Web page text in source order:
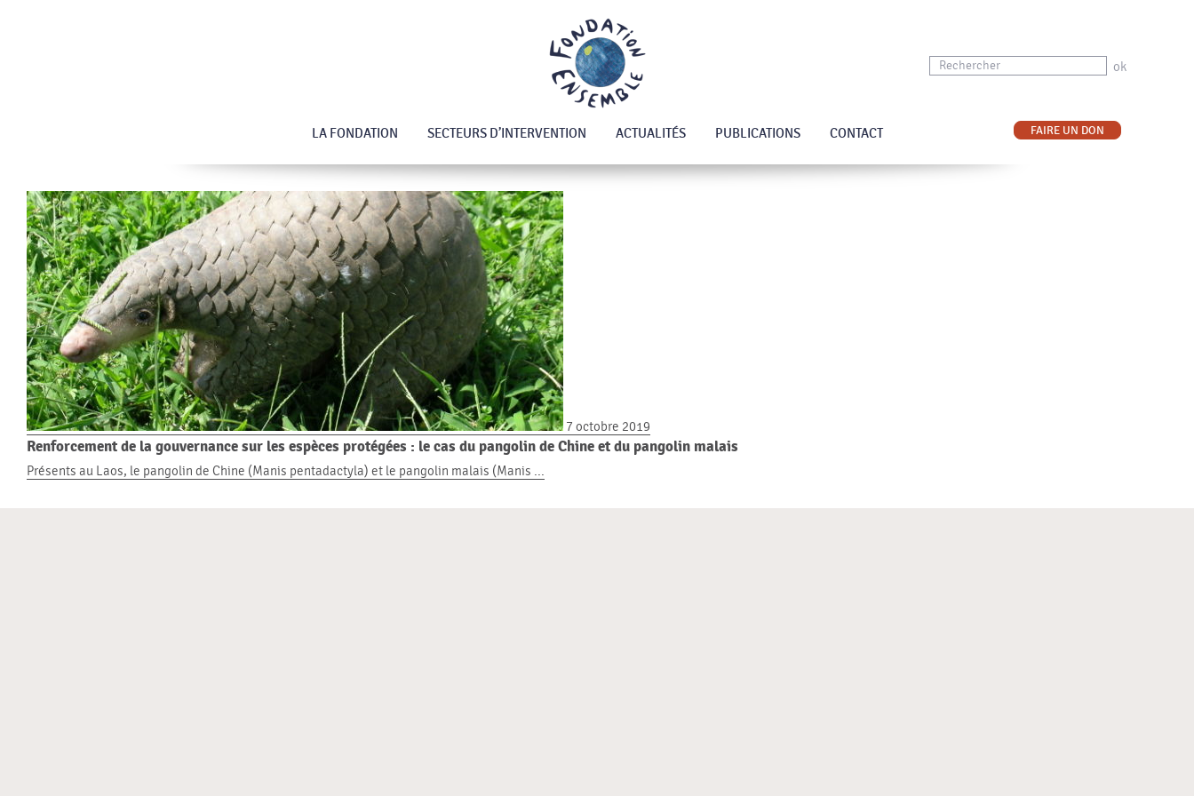
ok
LA FONDATION SECTEURS D’INTERVENTION ACTUALITÉS PUBLICATIONS CONTACT FAIRE UN DON
7 octobre 2019
Renforcement de la gouvernance sur les espèces protégées : le cas du pangolin de Chine et du pangolin malais
Présents au Laos, le pangolin de Chine (Manis pentadactyla) et le pangolin malais (Manis ...